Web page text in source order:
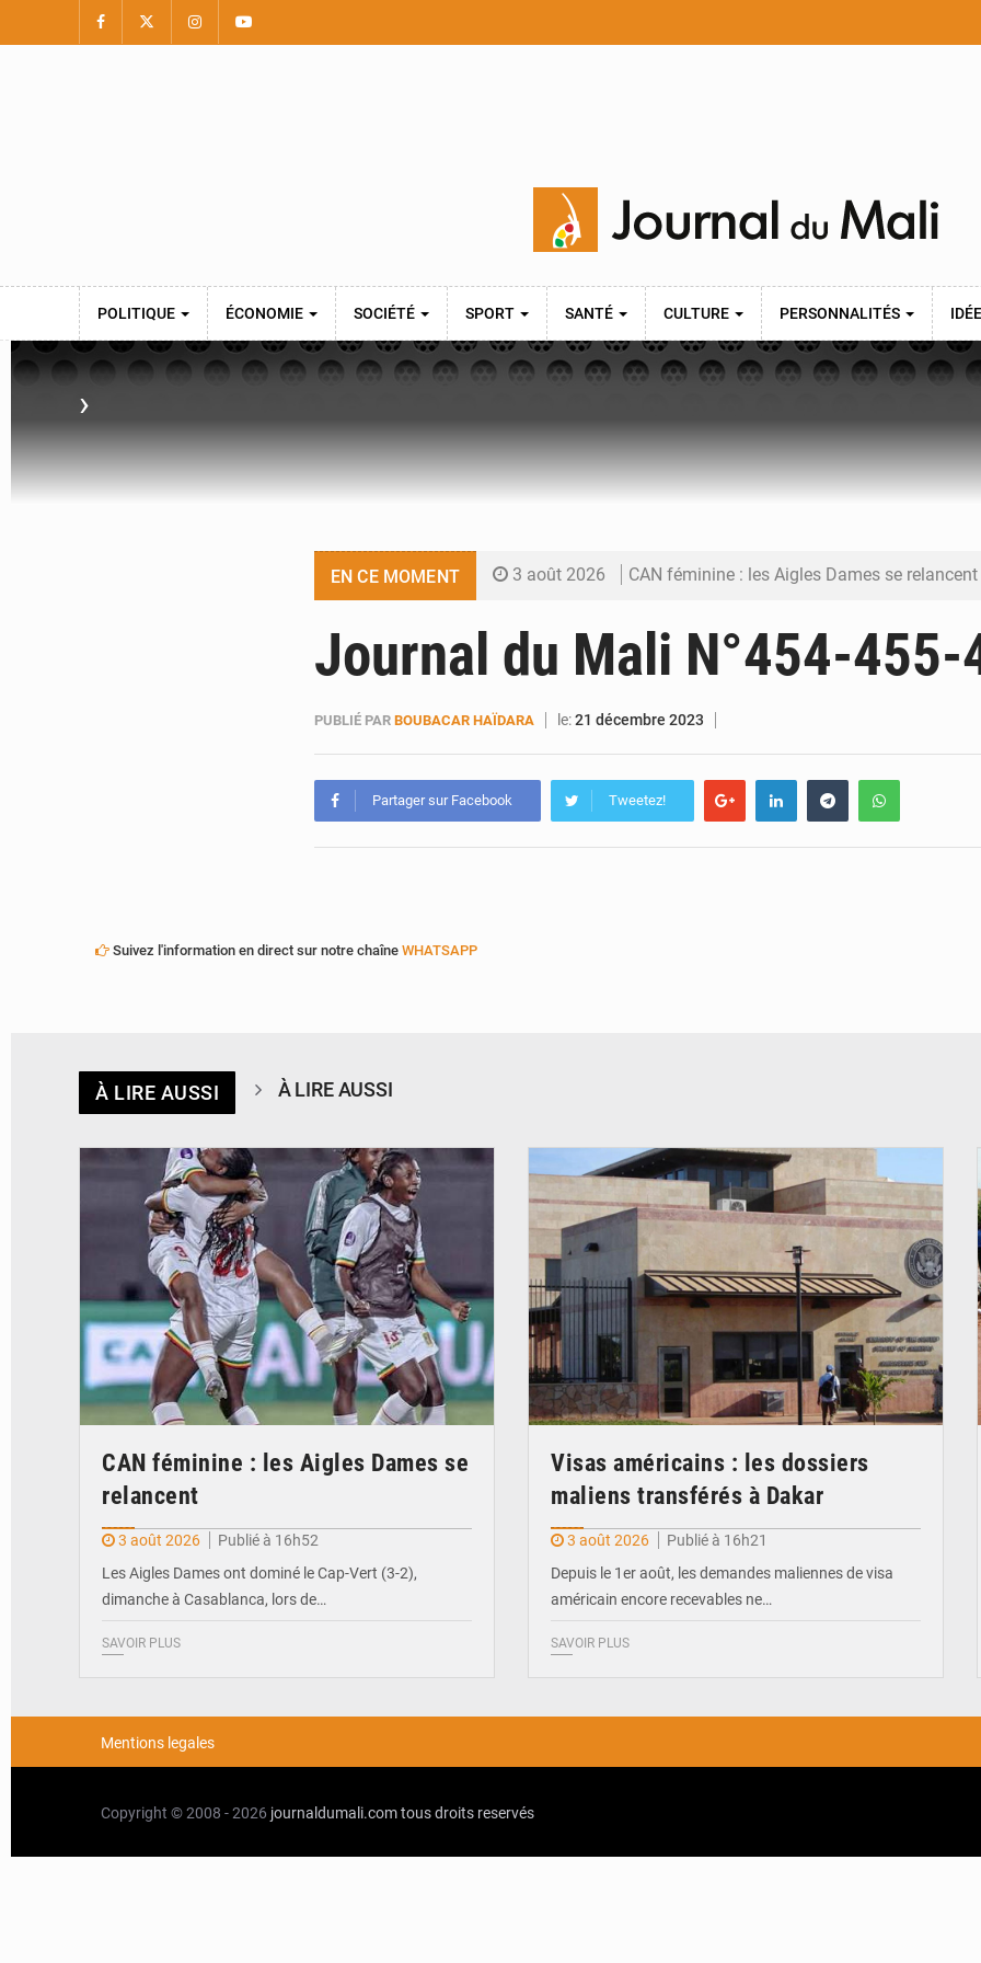
POLITIQUE ÉCONOMIE SOCIÉTÉ SPORT SANTÉ CULTURE PERSONNALITÉS
›
EN CE MOMENT 3 août 2026 CAN féminine : les Aigles Dames se relancent
3 août 2026 Hivernage : l’anticipation des crues à
3 août 2026 Mobilité étudiante : une présence africaine en hausse dans
Journal du Mali N°454-455-
PUBLIÉ PAR BOUBACAR HAÏDARA le:21 décembre 2023
Partager sur Facebook Tweetez!
Suivez l'information en direct sur notre chaîne WHATSAPP
À LIRE AUSSI À LIRE AUSSI
© FEMAFOOT
CAN féminine : les Aigles Dames se
relancent
3 août 2026
Publié à 16h52
Les Aigles Dames ont dominé le Cap-Vert (3-2),
dimanche à Casablanca, lors de…
SAVOIR PLUS
Visas américains : les dossiers
maliens transférés à Dakar
3 août 2026
Publié à 16h21
Depuis le 1er août, les demandes maliennes de visa
américain encore recevables ne…
SAVOIR PLUS
Mentions legales
Copyright © 2008 - 2026 journaldumali.comtous droits reservés